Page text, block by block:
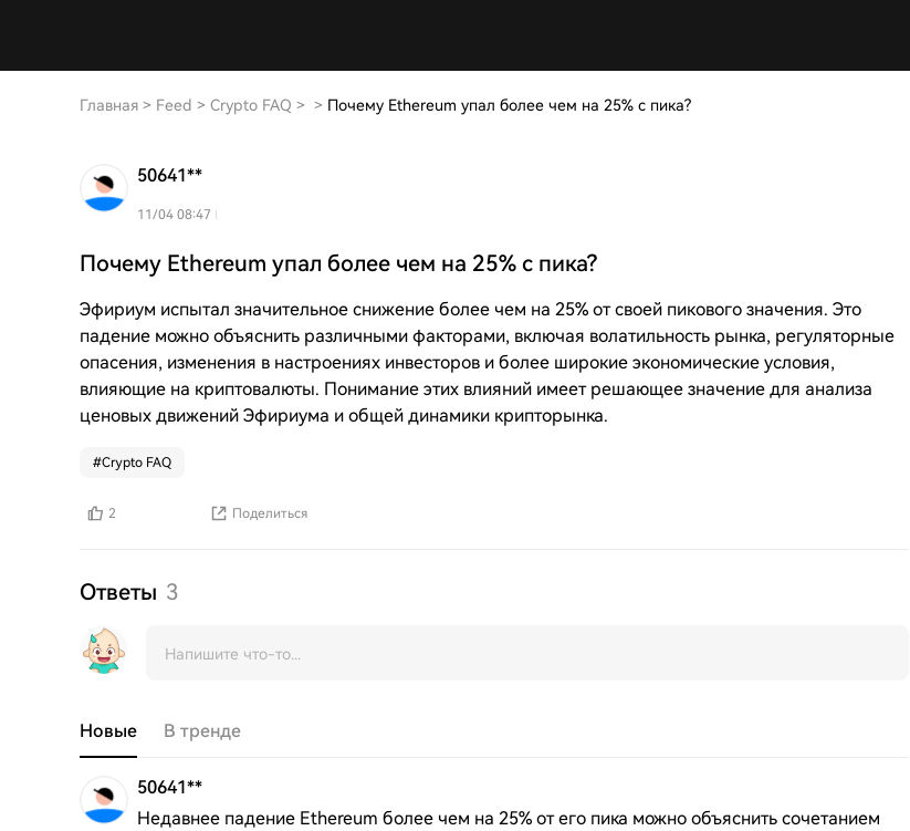
Главная > Feed > Crypto FAQ > > Почему Ethereum упал более чем на 25% с пика?
50641**
11/04 08:47
Почему Ethereum упал более чем на 25% с пика?
Эфириум испытал значительное снижение более чем на 25% от своей пикового значения. Это
падение можно объяснить различными факторами, включая волатильность рынка, регуляторные
опасения, изменения в настроениях инвесторов и более широкие экономические условия,
влияющие на криптовалюты. Понимание этих влияний имеет решающее значение для анализа
ценовых движений Эфириума и общей динамики крипторынка.
#Crypto FAQ
2 Поделиться
Ответы 3
Новые В тренде
50641**
Недавнее падение Ethereum более чем на 25% от его пика можно объяснить сочетанием